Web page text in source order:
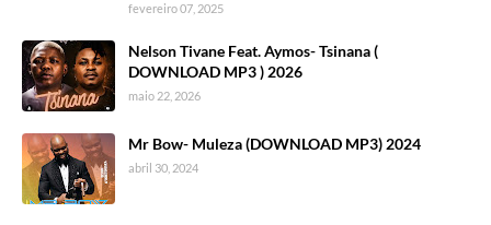
fevereiro 07, 2025
Nelson Tivane Feat. Aymos- Tsinana (
DOWNLOAD MP3 ) 2026
maio 22, 2026
Mr Bow- Muleza (DOWNLOAD MP3) 2024
abril 30, 2024